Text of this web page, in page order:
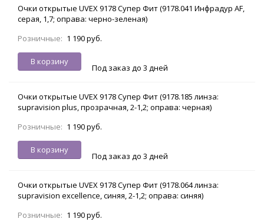
Очки открытые UVEX 9178 Супер Фит (9178.041 Инфрадур AF,
серая, 1,7; оправа: черно-зеленая)
Розничные: 1 190 руб.
В корзину
Под заказ до 3 дней
Очки открытые UVEX 9178 Супер Фит (9178.185 линза:
supravision plus, прозрачная, 2-1,2; оправа: черная)
Розничные: 1 190 руб.
В корзину
Под заказ до 3 дней
Очки открытые UVEX 9178 Супер Фит (9178.064 линза:
supravision excellence, синяя, 2-1,2; оправа: синяя)
Розничные: 1 190 руб.